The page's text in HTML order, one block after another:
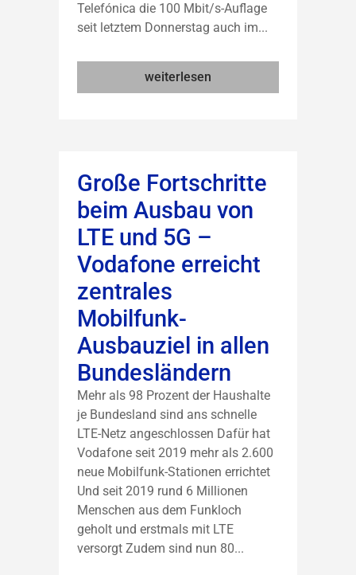
Telefónica die 100 Mbit/s-Auflage
seit letztem Donnerstag auch im...
weiterlesen
Große Fortschritte
beim Ausbau von
LTE und 5G –
Vodafone erreicht
zentrales
Mobilfunk-
Ausbauziel in allen
Bundesländern
Mehr als 98 Prozent der Haushalte
je Bundesland sind ans schnelle
LTE-Netz angeschlossen Dafür hat
Vodafone seit 2019 mehr als 2.600
neue Mobilfunk-Stationen errichtet
Und seit 2019 rund 6 Millionen
Menschen aus dem Funkloch
geholt und erstmals mit LTE
versorgt Zudem sind nun 80...